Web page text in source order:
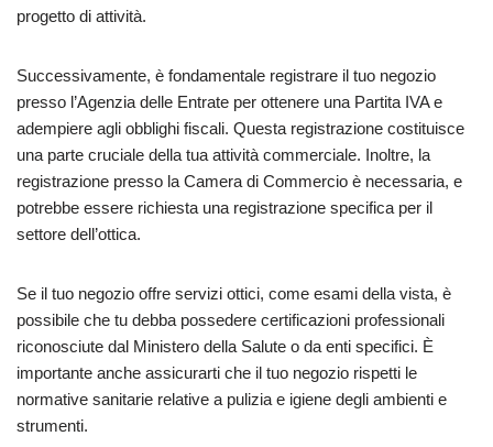
progetto di attività.
Successivamente, è fondamentale registrare il tuo negozio
presso l’Agenzia delle Entrate per ottenere una Partita IVA e
adempiere agli obblighi fiscali. Questa registrazione costituisce
una parte cruciale della tua attività commerciale. Inoltre, la
registrazione presso la Camera di Commercio è necessaria, e
potrebbe essere richiesta una registrazione specifica per il
settore dell’ottica.
Se il tuo negozio offre servizi ottici, come esami della vista, è
possibile che tu debba possedere certificazioni professionali
riconosciute dal Ministero della Salute o da enti specifici. È
importante anche assicurarti che il tuo negozio rispetti le
normative sanitarie relative a pulizia e igiene degli ambienti e
strumenti.